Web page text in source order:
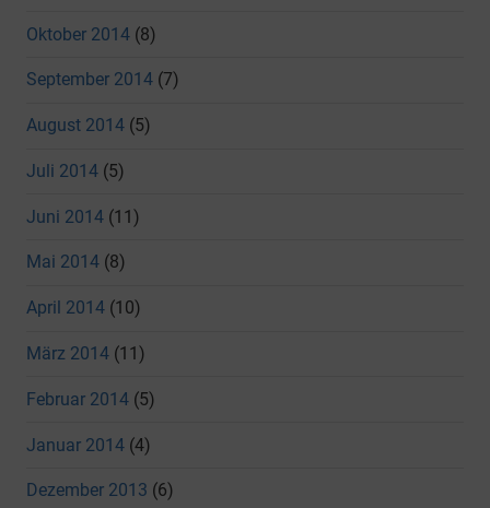
Oktober 2014 (8)
September 2014 (7)
August 2014 (5)
Juli 2014 (5)
Juni 2014 (11)
Mai 2014 (8)
April 2014 (10)
März 2014 (11)
Februar 2014 (5)
Januar 2014 (4)
Dezember 2013 (6)